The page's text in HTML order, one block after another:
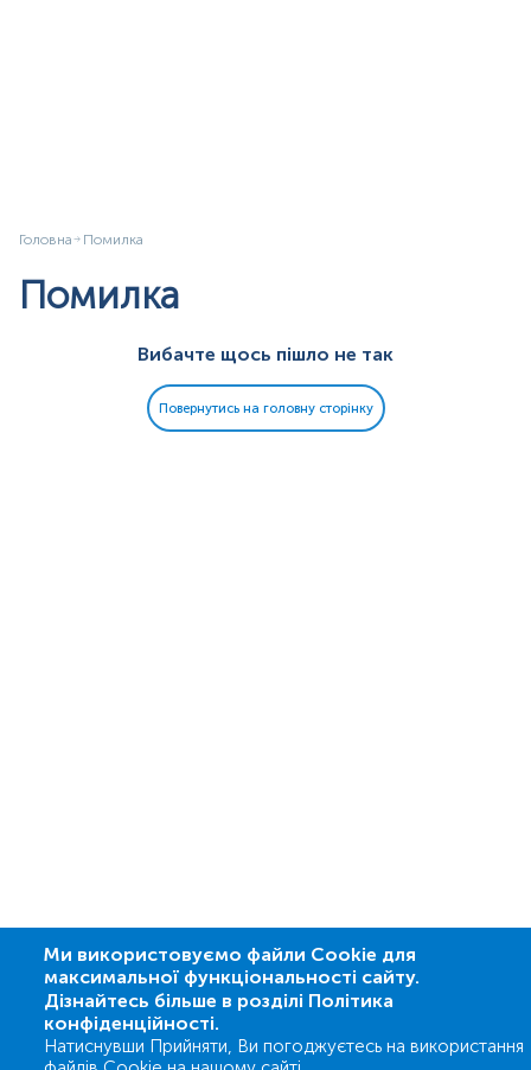
Головна Помилка
Помилка
Вибачте щось пішло не так
Повернутись на головну сторінку
Ми використовуємо файли Cookie для
максимальної функціональності сайту.
Дізнайтесь більше в розділі Політика
конфіденційності.
Натиснувши Прийняти, Ви погоджуєтесь на використання